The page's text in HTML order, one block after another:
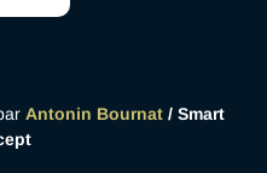
Antonin Bournat/ Smart